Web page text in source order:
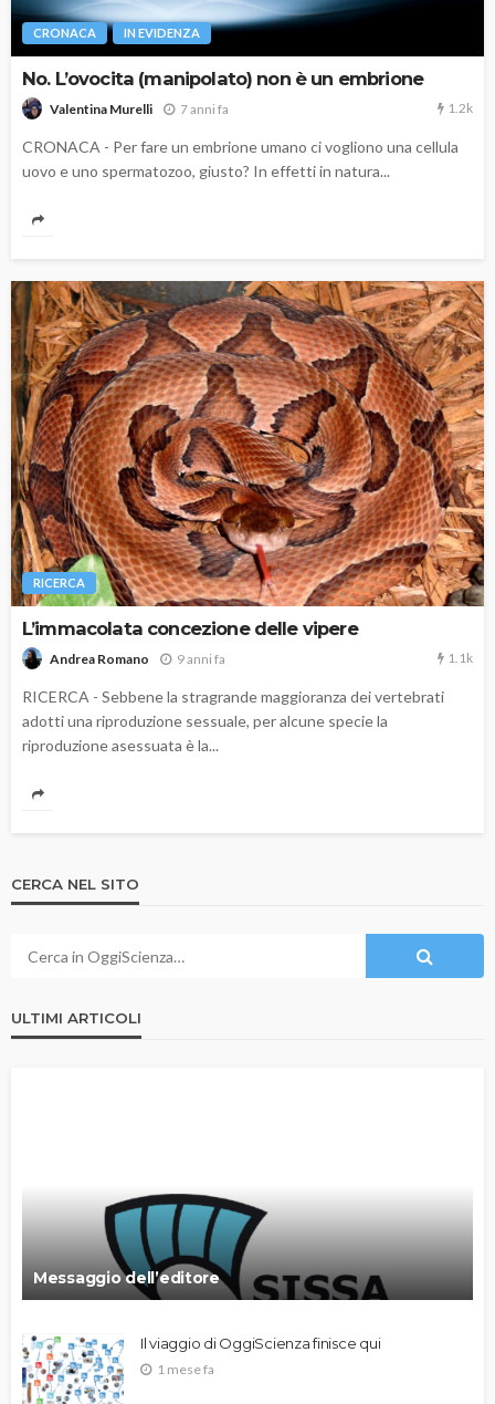
CRONACA IN EVIDENZA
No. L’ovocita (manipolato) non è un embrione
Valentina Murelli 7 anni fa 1.2k
CRONACA - Per fare un embrione umano ci vogliono una cellula
uovo e uno spermatozoo, giusto? In effetti in natura...
RICERCA
L’immacolata concezione delle vipere
Andrea Romano 9 anni fa 1.1k
RICERCA - Sebbene la stragrande maggioranza dei vertebrati
adotti una riproduzione sessuale, per alcune specie la
riproduzione asessuata è la...
CERCA NEL SITO
ULTIMI ARTICOLI
Messaggio dell’editore
Il viaggio di OggiScienza finisce qui
1 mese fa